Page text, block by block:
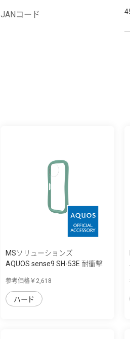
JANコード
MSソリューションズ
AQUOS sense9 SH-53E 耐衝撃
参考価格￥2,618
ハード